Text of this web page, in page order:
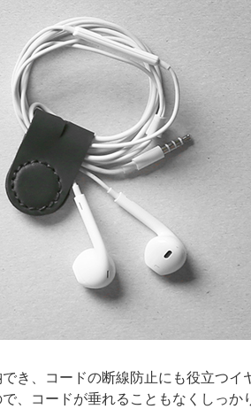
き、コードの断線防止にも役立つ
、コードが垂れることもなくしっ